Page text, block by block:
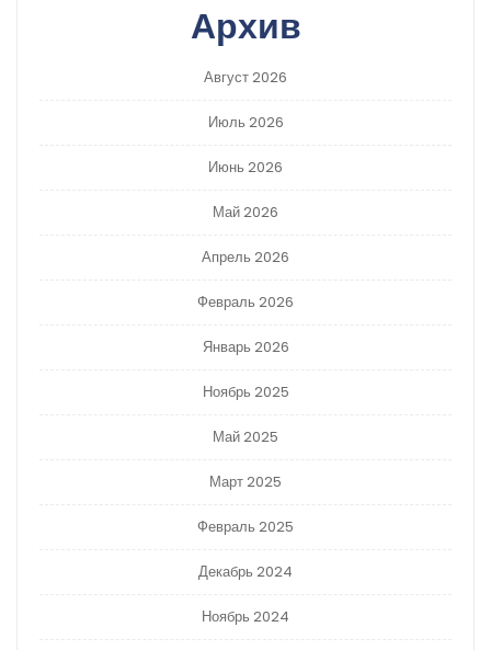
Архив
Август 2026
Июль 2026
Июнь 2026
Май 2026
Апрель 2026
Февраль 2026
Январь 2026
Ноябрь 2025
Май 2025
Март 2025
Февраль 2025
Декабрь 2024
Ноябрь 2024